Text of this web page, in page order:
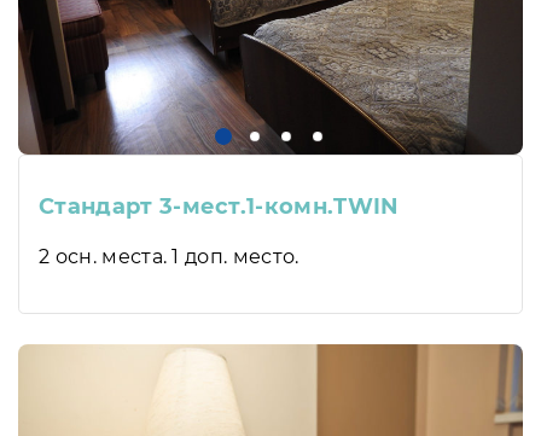
Стандарт 3-мест.1-комн.TWIN
2 осн. места. 1 доп. место.